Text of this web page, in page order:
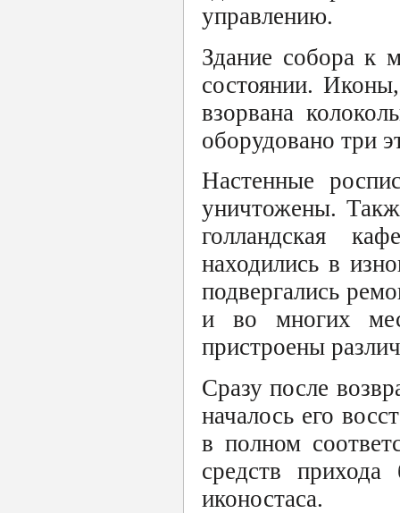
управлению.
Здание собора к
состоянии.
взорвана
оборудовано три
Настенные
уничтожены.
голландская
находились в
подвергались
и во многих
пристроены
Сразу после
началось его
в полном
средств
иконостаса.